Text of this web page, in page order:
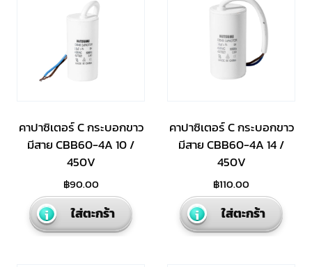
คาปาซิเตอร์ C กระบอกขาว
มีสาย CBB60-4A 10 /
450V
฿90.00
ใส่ตะกร้า
คาปาซิเตอร์ C กระบอกขาว
มีสาย CBB60-4A 14 /
450V
฿110.00
ใส่ตะกร้า